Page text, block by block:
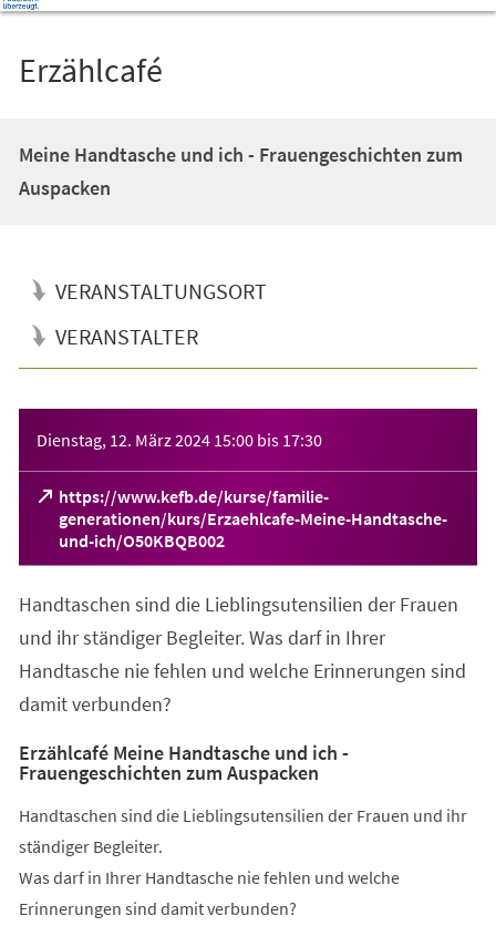
Erzählcafé
Meine Handtasche und ich - Frauengeschichten zum
Auspacken
VERANSTALTUNGSORT
VERANSTALTER
Dienstag, 12. März 2024 15:00 bis 17:30
https://www.kefb.de/kurse/familie-
generationen/kurs/Erzaehlcafe-Meine-Handtasche-
und-ich/O50KBQB002
(Öffnet
in
neuen
Tab)
Handtaschen sind die Lieblingsutensilien der Frauen
und ihr ständiger Begleiter. Was darf in Ihrer
Handtasche nie fehlen und welche Erinnerungen sind
damit verbunden?
Erzählcafé Meine Handtasche und ich -
Frauengeschichten zum Auspacken
Handtaschen sind die Lieblingsutensilien der Frauen und ihr
ständiger Begleiter.
Was darf in Ihrer Handtasche nie fehlen und welche
Erinnerungen sind damit verbunden?